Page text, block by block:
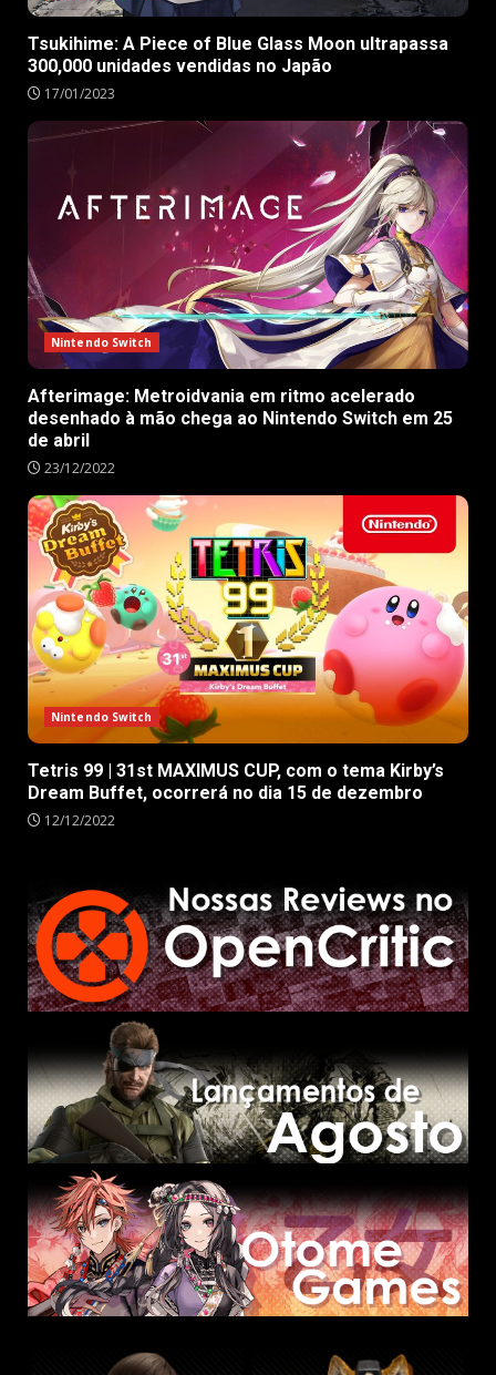
Tsukihime: A Piece of Blue Glass Moon ultrapassa
300,000 unidades vendidas no Japão
17/01/2023
Nintendo Switch
Afterimage: Metroidvania em ritmo acelerado
desenhado à mão chega ao Nintendo Switch em 25
de abril
23/12/2022
Nintendo Switch
Tetris 99 | 31st MAXIMUS CUP, com o tema Kirby’s
Dream Buffet, ocorrerá no dia 15 de dezembro
12/12/2022